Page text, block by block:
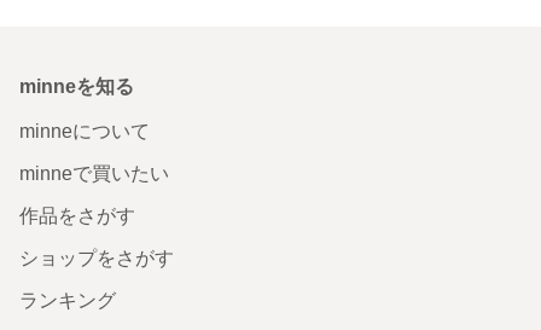
minneを知る
minneについて
minneで買いたい
作品をさがす
ショップをさがす
ランキング